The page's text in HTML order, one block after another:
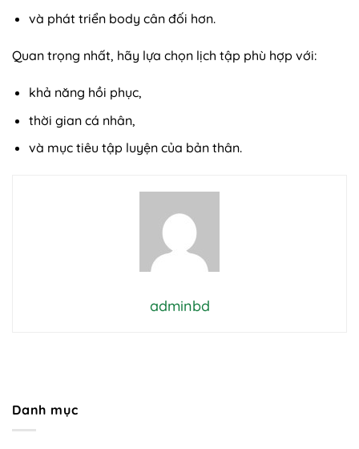
và phát triển body cân đối hơn.
Quan trọng nhất, hãy lựa chọn lịch tập phù hợp với:
khả năng hồi phục,
thời gian cá nhân,
và mục tiêu tập luyện của bản thân.
adminbd
Danh mục